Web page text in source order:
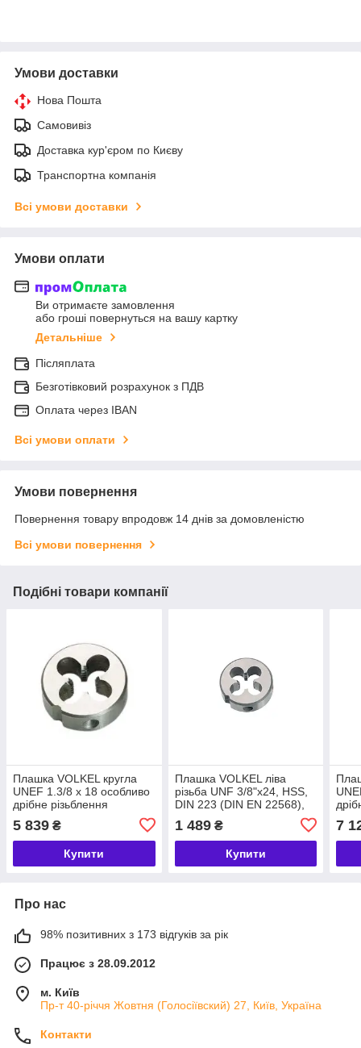
Умови доставки
Нова Пошта
Самовивіз
Доставка кур'єром по Києву
Транспортна компанія
Всі умови доставки
Умови оплати
Ви отримаєте замовлення
або гроші повернуться на вашу картку
Детальніше
Післяплата
Безготівковий розрахунок з ПДВ
Оплата через IBAN
Всі умови оплати
Умови повернення
Повернення товару впродовж 14 днів за домовленістю
Всі умови повернення
Подібні товари компанії
Плашка VOLKEL кругла
UNEF 1.3/8 x 18 особливо
дрібне різьблення
стандарту. DIN 223. HSS.
(24650)
5 839 ₴
Купити
Плашка VOLKEL ліва
різьба UNF 3/8"х24, HSS,
DIN 223 (DIN EN 22568),
різьба ANSI B 1.1, для
ручного
1 489₴
Купити
7
Про нас
98% позитивних з 173 відгуків за рік
Працює з 28.09.2012
м. Київ
Пр-т 40-річчя Жовтня (Голосіївский) 27, Київ, Україна
Контакти